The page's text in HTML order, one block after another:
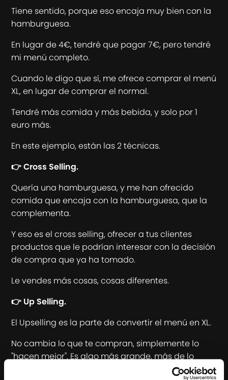
Tiene sentido, porque eso encaja muy bien con la
hamburguesa.
En lugar de 4€, tendré que pagar 7€, pero tendré
mi menú completo.
Cuando le digo que sí, me ofrece comprar el menú
XL, en lugar de comprar el normal.
Tendré más comida y más bebida, y solo por 1
euro más.
En este ejemplo, están las 2 técnicas.
👉 Cross Selling.
Quería una hamburguesa, y me han ofrecido
comida que encaja con la hamburguesa, que la
complementa.
Y eso es el cross selling, ofrecer a tus clientes
productos que le podrían interesar con la decisión
de compra que ya ha tomado.
Le vendes más cosas, cosas diferentes.
👉 Up Selling.
El Upselling es la parte de convertir el menú en XL.
No cambia lo que te compran, simplemente lo
"hacen mejor". Es algo más grande, más de lo